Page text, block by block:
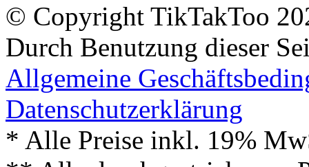
© Copyright TikTakToo
Durch Benutzung dieser
Allgemeine
Datenschutzerklärung
* Alle Preise inkl. 19%